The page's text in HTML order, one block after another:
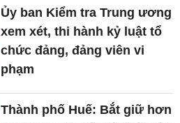
Ủy ban Kiểm tra Trung ương
xem xét, thi hành kỷ luật tổ
chức đảng, đảng viên vi
phạm
Thành phố Huế: Bắt giữ hơn